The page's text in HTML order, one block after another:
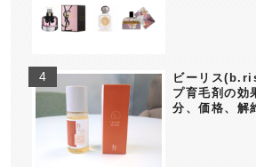
ビーリス
プ育毛剤の効
分、価格、解